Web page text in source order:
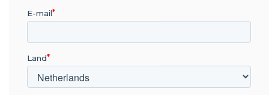
Slechts 16% van de mensen gaf aan voorgoed
afscheid te willen nemen van het kantoor.
Waarom? Omdat we allemaal afhankelijk zijn
van en gedijen op de interacties met anderen -
of het nu voor samenwerking of sociale
doeleinden is.
E-mail
Land